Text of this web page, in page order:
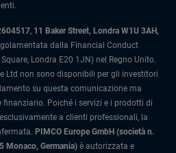
, 11 Baker Street, Londra W1U 3AH,
dalla Financial Conduct
Londra E20 1JN) nel Regno Unito.
Ltd non sono disponibili per gli investitori
su questa comunicazione ma
Poiché i servizi e i prodotti di
a clienti professionali, la
PIMCO Europe GmbH (società n.
Monaco, Germania) è autorizzata e